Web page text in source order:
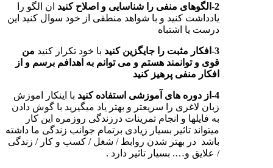
2-الگوهای منفی را شناسایی و اصلاح کنید
ان الگو را
یادداشت کنید و با شواهد منطقی از خود سوال کنید این
درست یا اشتباه
3-افکار مثبت را جایگزین کنید با خود تکرار کنید من
قوی و توانمند هستم و می توانم به اهدافم برسم و از
افکار منفی پرهیز کنید
4-از دوره های آموزشی استفاده کنید
با اینکار اموزش
زبان لاغری را سریعتر و بهتر یاد میگیرید با گوش دادن
به فایلها و انجام تمرینات درزندگی روزمره این کار
میتواند تاثیر بسیار زیادی برتمام جوانب زندگی ما داشته
باشد در بهتر شدن روابط / شغل / کسب و کار / زندگی
/ علایق و…. بسیار تاثیر دارد .